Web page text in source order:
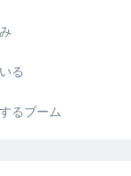
る
るブーム